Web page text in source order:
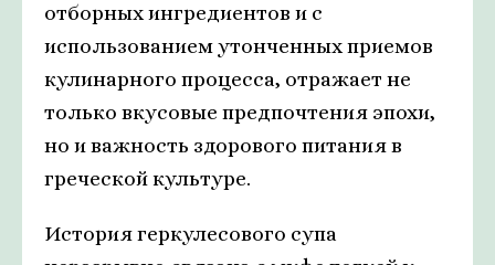
отборных ингредиентов и с
использованием утонченных приемов
кулинарного процесса, отражает не
только вкусовые предпочтения эпохи,
но и важность здорового питания в
греческой культуре.
История геркулесового супа